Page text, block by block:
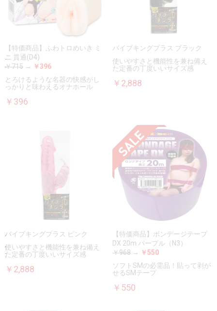
【特価商品】ふわトロめいき ミ
ニ 貫通(D4)
￥715 → ￥396
とろけるような名器の快感がし
っかりと味わえるオナホール
￥396
バイブキングプラス ブラック
使いやすさと機能性を兼ね備え
た定番の丁度いいサイズ感
￥2,888
バイブキングプラス ピンク
使いやすさと機能性を兼ね備え
た定番の丁度いいサイズ感
￥2,888
【特価商品】ボンデージテープ
DX 20m パープル（N3）
￥968 → ￥550
ソフトSMの必需品！貼って剥が
せるSMテープ
￥550